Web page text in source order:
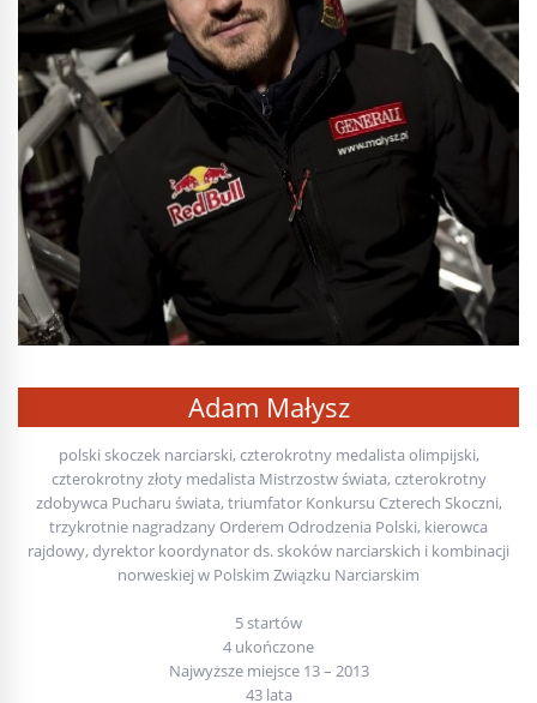
Adam Małysz
polski skoczek narciarski, czterokrotny medalista olimpijski,
czterokrotny złoty medalista Mistrzostw świata, czterokrotny
zdobywca Pucharu świata, triumfator Konkursu Czterech Skoczni,
trzykrotnie nagradzany Orderem Odrodzenia Polski, kierowca
rajdowy, dyrektor koordynator ds. skoków narciarskich i kombinacji
norweskiej w Polskim Związku Narciarskim
5 startów
4 ukończone
Najwyższe miejsce 13 – 2013
43 lata